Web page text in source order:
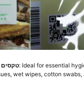
טקסים: Ideal for essential
wet wipes, cotton swabs,